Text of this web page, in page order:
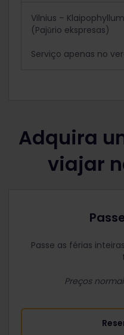
Vilnius –
(Pajūrio ekspresas)
Serviço apenas no
Adquira
viajar
Passe as férias
Preços